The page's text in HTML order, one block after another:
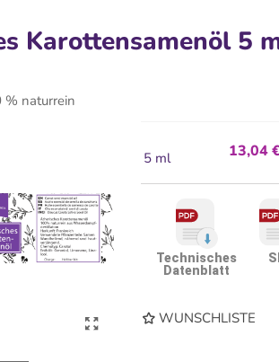
Karottensamenöl 5
% naturrein
5 ml 13,04
Technisches
Datenblatt
WUNSCHLISTE